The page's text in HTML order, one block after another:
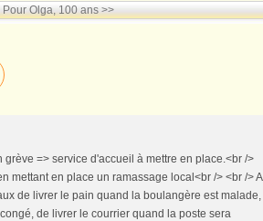
Pour Olga, 100 ans >>
=> service d'accueil à mettre en place.<br />
mettant en place un ramassage local<br /> <br /> A
de livrer le pain quand la boulangère est malade,
de livrer le courrier quand la poste sera